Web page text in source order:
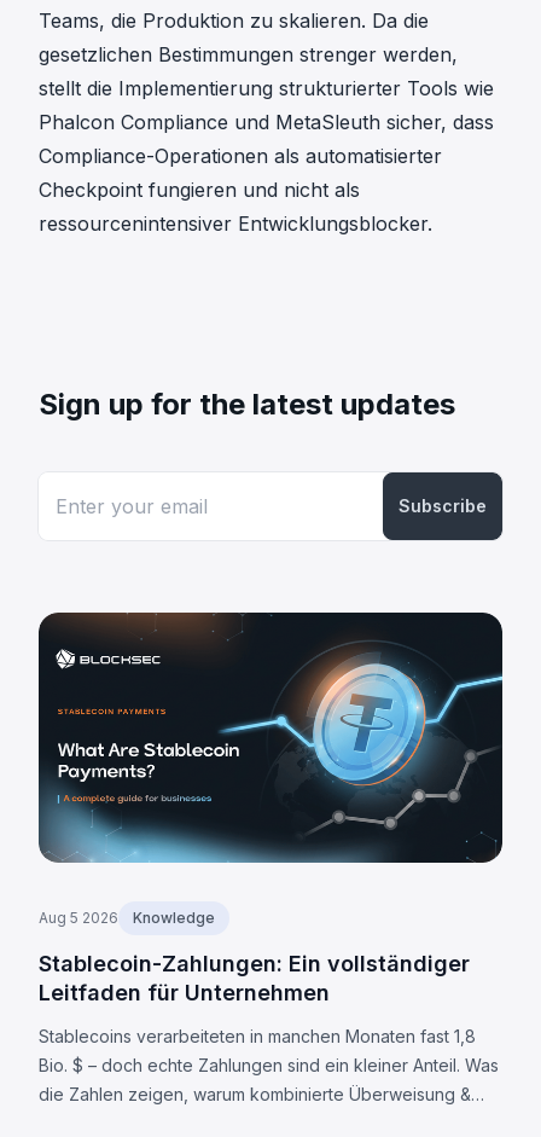
Teams, die Produktion zu skalieren. Da die
gesetzlichen Bestimmungen strenger werden,
stellt die Implementierung strukturierter Tools wie
Phalcon Compliance und MetaSleuth sicher, dass
Compliance-Operationen als automatisierter
Checkpoint fungieren und nicht als
ressourcenintensiver Entwicklungsblocker.
Sign up for the latest updates
Subscribe
Aug 5 2026 Knowledge
Stablecoin-Zahlungen: Ein vollständiger
Leitfaden für Unternehmen
Stablecoins verarbeiteten in manchen Monaten fast 1,8
Bio. $ – doch echte Zahlungen sind ein kleiner Anteil. Was
die Zahlen zeigen, warum kombinierte Überweisung &